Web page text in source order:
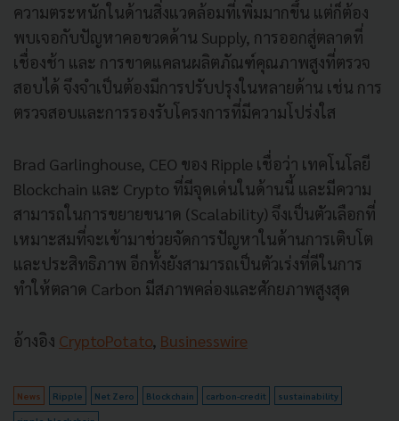
ความตระหนักในด้านสิ่งแวดล้อมที่เพิ่มมากขึ้น แต่ก็ต้อง
พบเจอกับปัญหาคอขวดด้าน Supply, การออกสู่ตลาดที่
เชื่องช้า และ การขาดแคลนผลิตภัณฑ์คุณภาพสูงที่ตรวจ
สอบได้ จึงจำเป็นต้องมีการปรับปรุงในหลายด้าน เช่น การ
ตรวจสอบและการรองรับโครงการที่มีความโปร่งใส
Brad Garlinghouse, CEO ของ Ripple เชื่อว่า เทคโนโลยี
Blockchain และ Crypto ที่มีจุดเด่นในด้านนี้ และมีความ
สามารถในการขยายขนาด (Scalability) จึงเป็นตัวเลือกที่
เหมาะสมที่จะเข้ามาช่วยจัดการปัญหาในด้านการเติบโต
และประสิทธิภาพ อีกทั้งยังสามารถเป็นตัวเร่งที่ดีในการ
ทำให้ตลาด Carbon มีสภาพคล่องและศักยภาพสูงสุด
อ้างอิง CryptoPotato, Businesswire
News Ripple Net Zero Blockchain carbon-credit sustainability